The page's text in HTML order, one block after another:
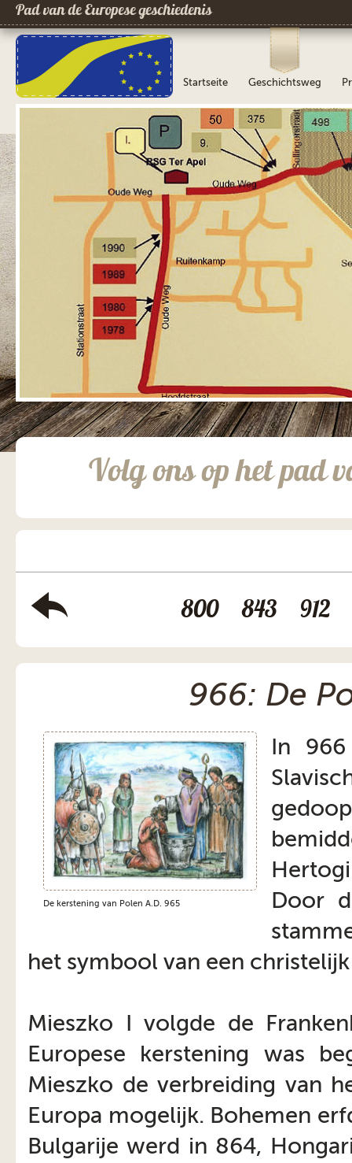
Pad van de Europese geschiedenis
Startseite Geschichtsweg
Volg ons op het pad
800 843 912
966: De
De kerstening van Polen A.D. 965
In
Door
het symbool van een
Mieszko I volgde de
Europese kerstening was
Mieszko de verbreiding van
Europa mogelijk. Bohemen
Bulgarije werd in 864,